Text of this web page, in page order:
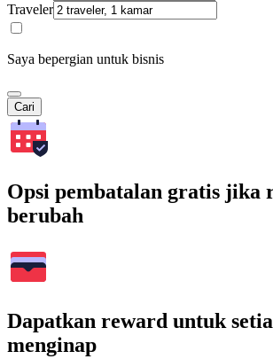
Traveler
Saya bepergian untuk bisnis
Cari
Opsi pembatalan gratis jika
berubah
Dapatkan reward untuk
menginap